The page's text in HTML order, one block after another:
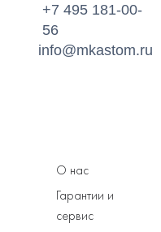
О нас
Гарантии и
сервис
+7 495 181-00-
56
info@mkastom.ru